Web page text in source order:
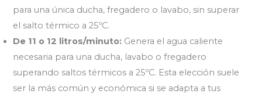
para una única ducha, fregadero o lavabo, sin superar
el salto térmico a 25ºC.
De 11 o 12 litros/minuto: Genera el agua caliente
necesaria para una ducha, lavabo o fregadero
superando saltos térmicos a 25ºC. Esta elección suele
ser la más común y económica si se adapta a tus